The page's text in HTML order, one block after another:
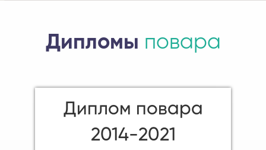
Дипломы повара
Диплом повара
2014-2021